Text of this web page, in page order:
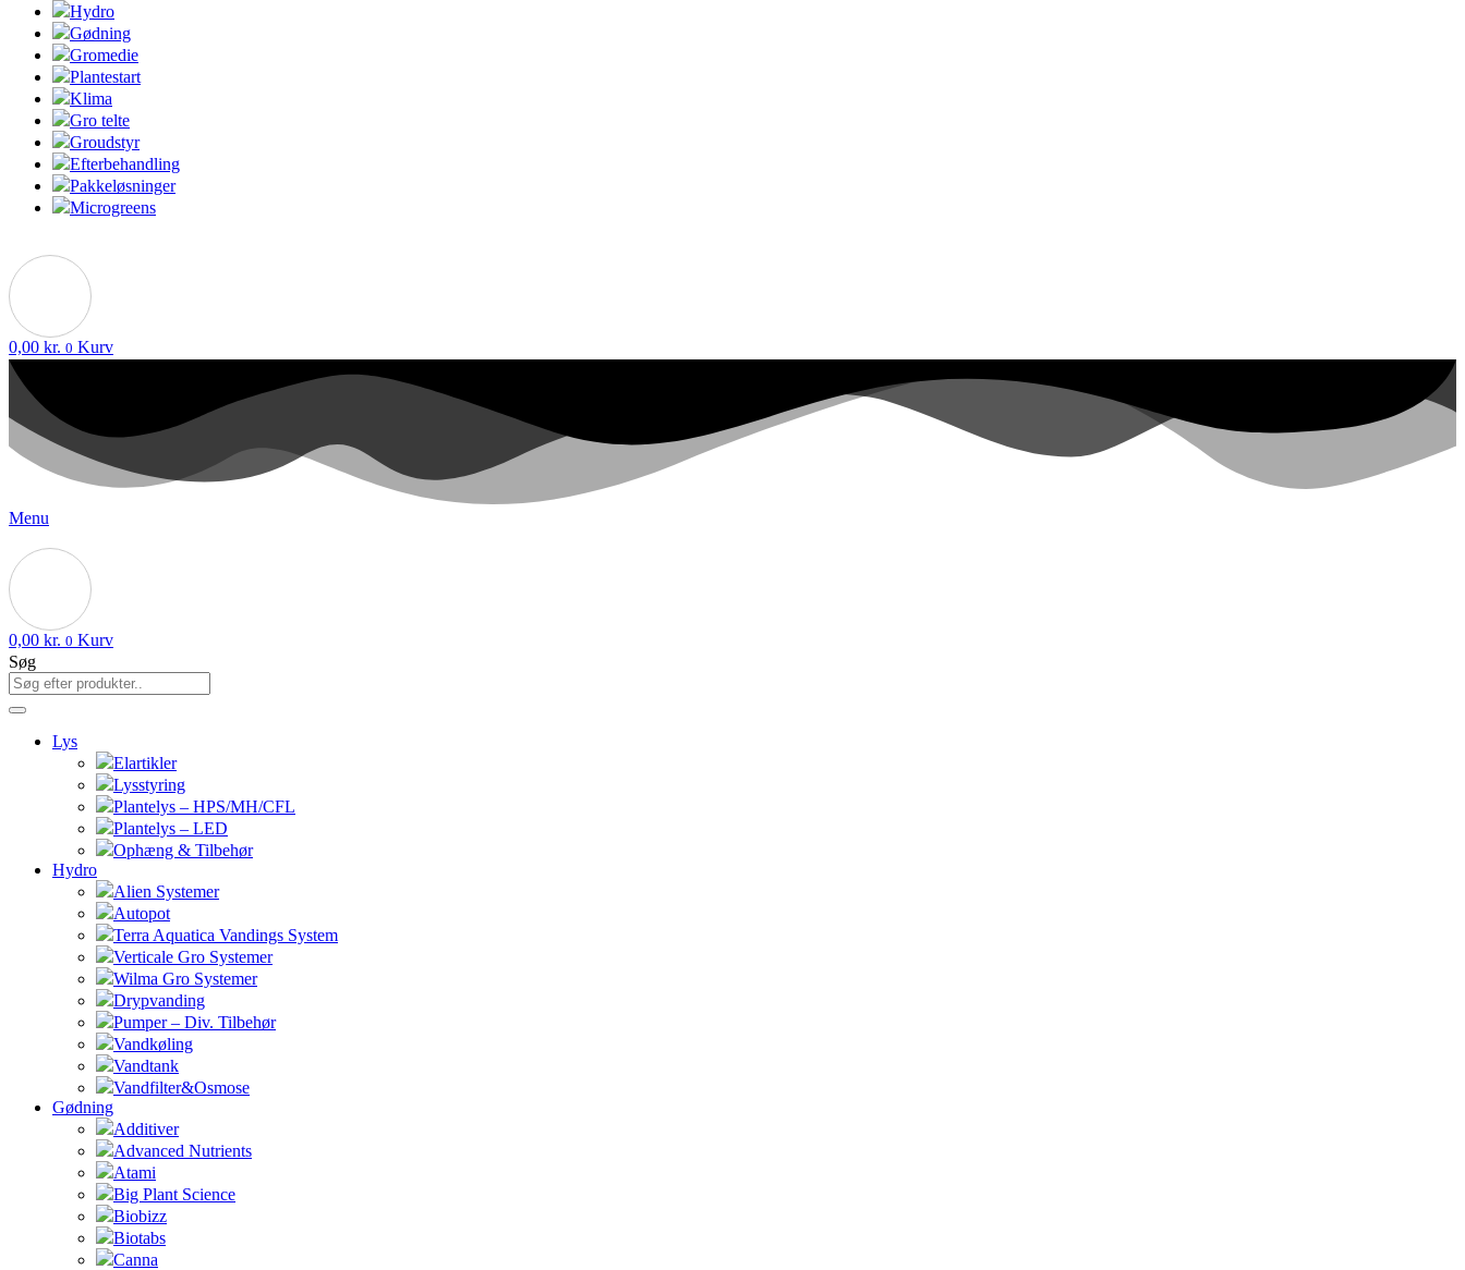
Hydro
Gødning
Gromedie
Plantestart
Klima
Gro telte
Groudstyr
Efterbehandling
Pakkeløsninger
Microgreens
0,00 kr. 0 Kurv
Menu
0,00 kr. 0 Kurv
Søg
Lys
Elartikler
Lysstyring
Plantelys – HPS/MH/CFL
Plantelys – LED
Ophæng & Tilbehør
Hydro
Alien Systemer
Autopot
Terra Aquatica Vandings System
Verticale Gro Systemer
Wilma Gro Systemer
Drypvanding
Pumper – Div. Tilbehør
Vandkøling
Vandtank
Vandfilter&Osmose
Gødning
Additiver
Advanced Nutrients
Atami
Big Plant Science
Biobizz
Biotabs
Canna